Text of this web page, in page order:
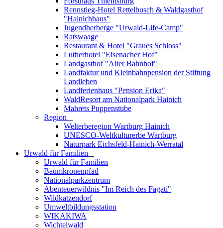
Rennstieg-Hotel Rettelbusch & Waldgasthof
"Hainichhaus"
Jugendherberge "Urwald-Life-Camp"
Ratswaage
Restaurant & Hotel "Graues Schloss"
Lutherhotel "Eisenacher Hof"
Landgasthof "Alter Bahnhof"
Landfaktur und Kleinbahnpension der Stiftung
Landleben
Landferienhaus "Pension Erika"
WaldResort am Nationalpark Hainich
Mahrets Puppenstube
Region
Welterberegion Wartburg Hainich
UNESCO-Weltkulturerbe Wartburg
Naturpark Eichsfeld-Hainich-Werratal
Urwald für Familien
Urwald für Familien
Baumkronenpfad
Nationalparkzentrum
Abenteuerwildnis "Im Reich des Fagati"
Wildkatzendorf
Umweltbildungsstation
WIKAKIWA
Wichtelwald